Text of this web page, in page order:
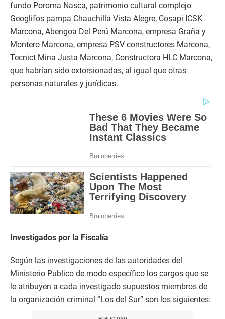
fundo Poroma Nasca, patrimonio cultural complejo
Geoglifos pampa Chauchilla Vista Alegre, Cosapi ICSK
Marcona, Abengoa Del Perú Marcona, empresa Graña y
Montero Marcona, empresa PSV constructores Marcona,
Tecnict Mina Justa Marcona, Constructora HLC Marcona,
que habrían sido extorsionadas, al igual que otras
personas naturales y jurídicas.
Investigados por la Fiscalía
Según las investigaciones de las autoridades del
Ministerio Publico de modo específico los cargos que se
le atribuyen a cada investigado supuestos miembros de
la organización criminal “Los del Sur” son los siguientes: